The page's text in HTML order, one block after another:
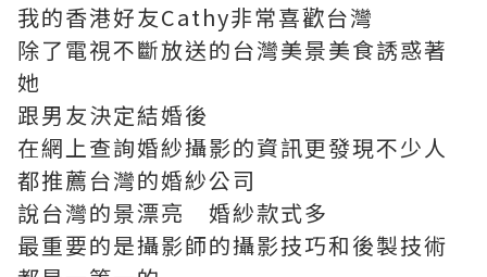
我的香港好友Cathy非常喜歡台灣
除了電視不斷放送的台灣美景美食誘惑著
她
跟男友決定結婚後
在網上查詢婚紗攝影的資訊更發現不少人
都推薦台灣的婚紗公司
說台灣的景漂亮 婚紗款式多
最重要的是攝影師的攝影技巧和後製技術